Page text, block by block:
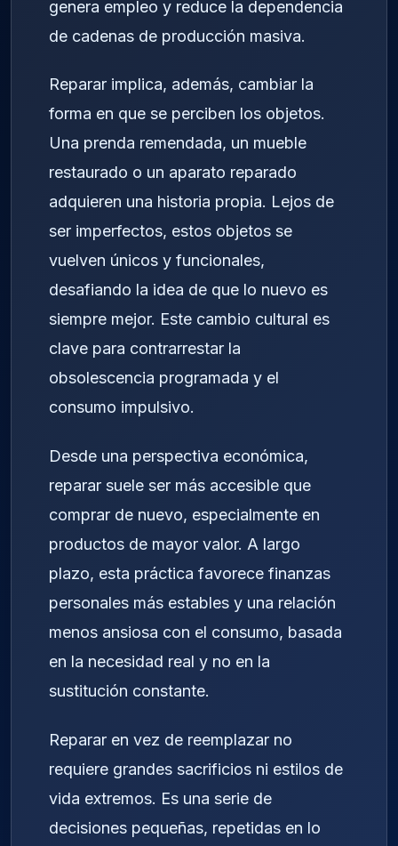
genera empleo y reduce la dependencia
de cadenas de producción masiva.
Reparar implica, además, cambiar la
forma en que se perciben los objetos.
Una prenda remendada, un mueble
restaurado o un aparato reparado
adquieren una historia propia. Lejos de
ser imperfectos, estos objetos se
vuelven únicos y funcionales,
desafiando la idea de que lo nuevo es
siempre mejor. Este cambio cultural es
clave para contrarrestar la
obsolescencia programada y el
consumo impulsivo.
Desde una perspectiva económica,
reparar suele ser más accesible que
comprar de nuevo, especialmente en
productos de mayor valor. A largo
plazo, esta práctica favorece finanzas
personales más estables y una relación
menos ansiosa con el consumo, basada
en la necesidad real y no en la
sustitución constante.
Reparar en vez de reemplazar no
requiere grandes sacrificios ni estilos de
vida extremos. Es una serie de
decisiones pequeñas, repetidas en lo